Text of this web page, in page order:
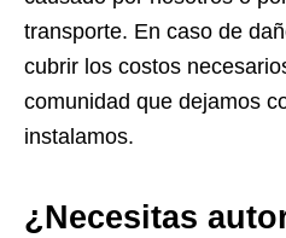
transporte. En caso de
cubrir los costos
comunidad que dejamos
instalamos.
¿Necesitas